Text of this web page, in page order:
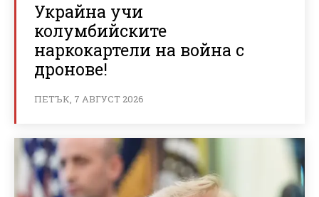
Украйна учи
колумбийските
наркокартели на война с
дронове!
ПЕТЪК, 7 АВГУСТ 2026